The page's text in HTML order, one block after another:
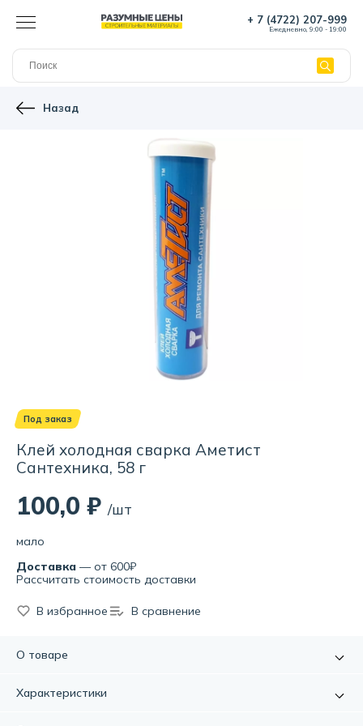
+ 7 (4722) 207-999
Ежедневно, 9:00 - 19:00
Назад
Под заказ
Клей холодная сварка Аметист
Сантехника, 58 г
100,0 ₽ /шт
мало
Доставка — от 600₽
Рассчитать стоимость доставки
В избранное В сравнение
О товаре
надежный и качественный клей, который предназначен
Характеристики